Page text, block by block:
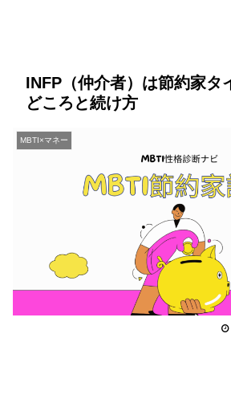
INFP（仲介者）は節約家タ
どころと続け方
MBTI×マネー